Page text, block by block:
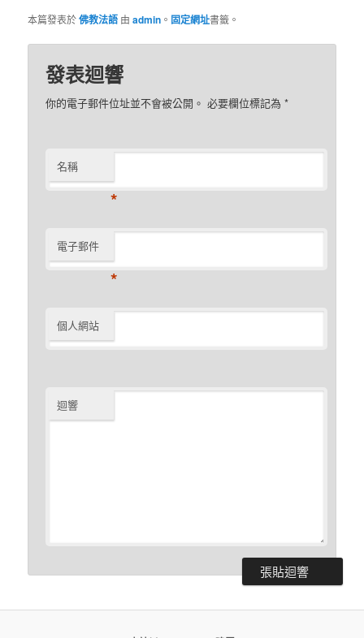
本篇發表於佛教法語 由admin 。 固定網址書籤。
發表迴響
你的電子郵件位址並不會被公開。 必要欄位標記為*
名稱
*
電子郵件
*
個人網站
迴響